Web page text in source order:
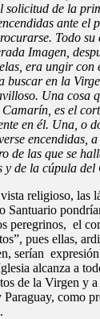
solicitud de la
ante el
Todo
Imagen,
era ungir con
buscar en la
Una cosa
es el
en él. Una, o
encendidas,
de las que se
y de la cúpula
religioso, las
Santuario
peregrinos, el
pues ellas,
serían
alcanza a
de la Virgen y a
como